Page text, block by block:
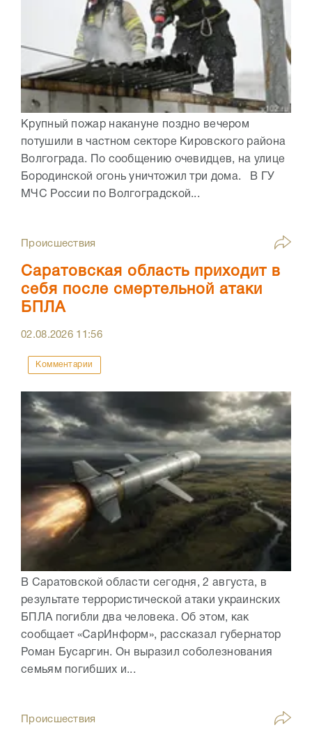
Крупный пожар накануне поздно вечером
потушили в частном секторе Кировского района
Волгограда. По сообщению очевидцев, на улице
Бородинской огонь уничтожил три дома. В ГУ
МЧС России по Волгоградской...
Происшествия
Саратовская область приходит в
себя после смертельной атаки
БПЛА
02.08.2026 11:56
Комментарии
В Саратовской области сегодня, 2 августа, в
результате террористической атаки украинских
БПЛА погибли два человека. Об этом, как
сообщает «СарИнформ», рассказал губернатор
Роман Бусаргин. Он выразил соболезнования
семьям погибших и...
Происшествия